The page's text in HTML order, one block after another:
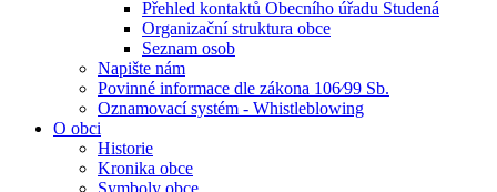
Přehled kontaktů Obecního úřadu Studená
Organizační struktura obce
Seznam osob
Napište nám
Povinné informace dle zákona 106⁄99 Sb.
Oznamovací systém - Whistleblowing
O obci
Historie
Kronika obce
Symboly obce